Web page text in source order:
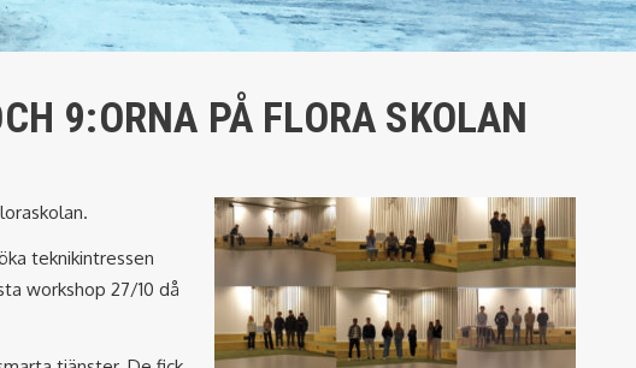
9:ORNA PÅ FLORA SKOLAN
teknikintressen
workshop 27/10 då